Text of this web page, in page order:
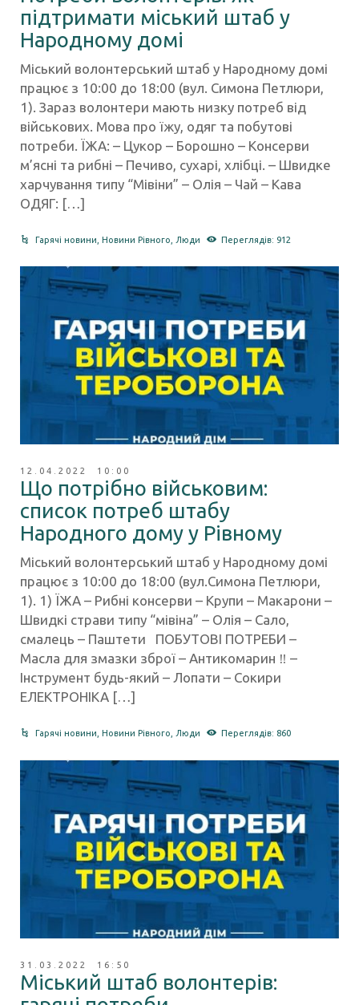
підтримати міський штаб у
Народному домі
Міський волонтерський штаб у Народному домі
працює з 10:00 до 18:00 (вул. Симона Петлюри,
1). Зараз волонтери мають низку потреб від
військових. Мова про їжу, одяг та побутові
потреби. ЇЖА: – Цукор – Борошно – Консерви
м’ясні та рибні – Печиво, сухарі, хлібці. – Швидке
харчування типу “Мівіни” – Олія – Чай – Кава
ОДЯГ: […]
Гарячі новини ,Новини Рівного Люди Переглядів: 912
12.04.2022 10:00
Що потрібно військовим:
список потреб штабу
Народного дому у Рівному
Міський волонтерський штаб у Народному домі
працює з 10:00 до 18:00 (вул.Симона Петлюри,
1). 1) ЇЖА – Рибні консерви – Крупи – Макарони –
Швидкі страви типу “мівіна” – Олія – Сало,
смалець – Паштети ПОБУТОВІ ПОТРЕБИ –
Масла для змазки зброї – Антикомарин ‼️ –
Інструмент будь-який – Лопати – Сокири
ЕЛЕКТРОНІКА […]
Гарячі новини ,Новини Рівного Люди Переглядів: 860
31.03.2022 16:50
Міський штаб волонтерів: